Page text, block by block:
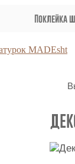
Поклейка